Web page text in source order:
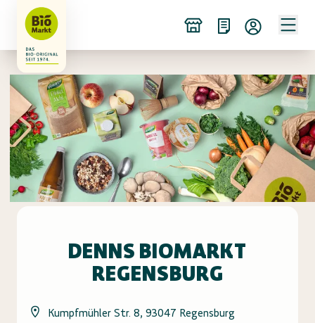
DENNS BIOMARKT
REGENSBURG
Kumpfmühler Str. 8, 93047 Regensburg